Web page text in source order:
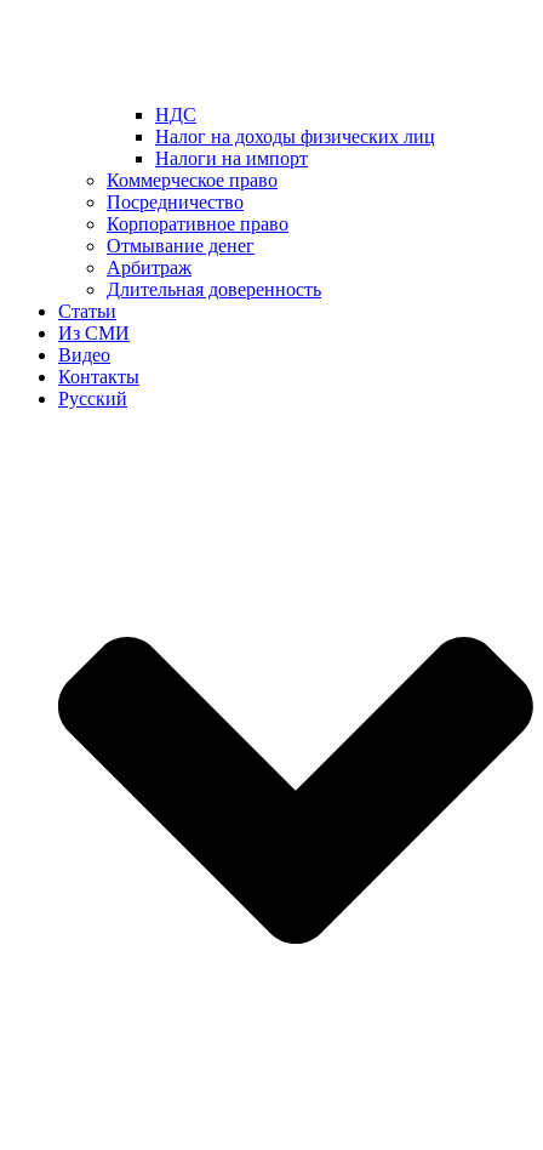
НДС
Налог на доходы физических лиц
Налоги на импорт
Коммерческое право
Посредничество
Корпоративное право
Отмывание денег
Арбитраж
Длительная доверенность
Статьи
Из СМИ
Видео
Контакты
Русский